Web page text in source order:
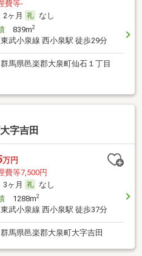
費等-
2ヶ月
なし
839m2
東武小泉線 西小泉駅 徒歩29分
群馬県邑楽郡大泉町仙石１丁目
字吉田
万円
費等7,500円
3ヶ月
なし
1288m2
東武小泉線 西小泉駅 徒歩37分
群馬県邑楽郡大泉町大字吉田